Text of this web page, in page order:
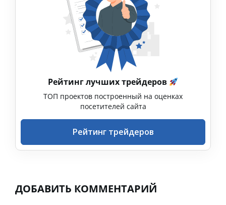
Рейтинг лучших трейдеров
ТОП проектов построенный на оценках
посетителей сайта
Рейтинг трейдеров
ДОБАВИТЬ КОММЕНТАРИЙ